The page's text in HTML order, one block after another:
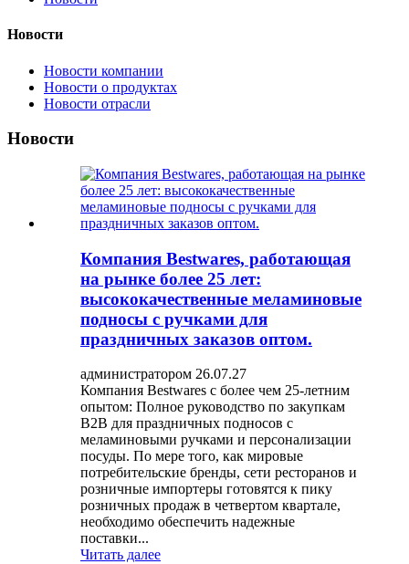
Новости
Новости компании
Новости о продуктах
Новости отрасли
Новости
Компания Bestwares, работающая
на рынке более 25 лет:
высококачественные меламиновые
подносы с ручками для
праздничных заказов оптом.
администратором 26.07.27
Компания Bestwares с более чем 25-летним
опытом: Полное руководство по закупкам
B2B для праздничных подносов с
меламиновыми ручками и персонализации
посуды. По мере того, как мировые
потребительские бренды, сети ресторанов и
розничные импортеры готовятся к пику
розничных продаж в четвертом квартале,
необходимо обеспечить надежные
поставки...
Читать далее